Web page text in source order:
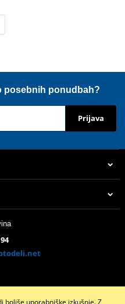
posebnih ponudbah?
Prijava
boljše uporabniške izkušnje. Z